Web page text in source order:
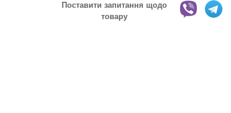
Поставити запитання щодо
товару